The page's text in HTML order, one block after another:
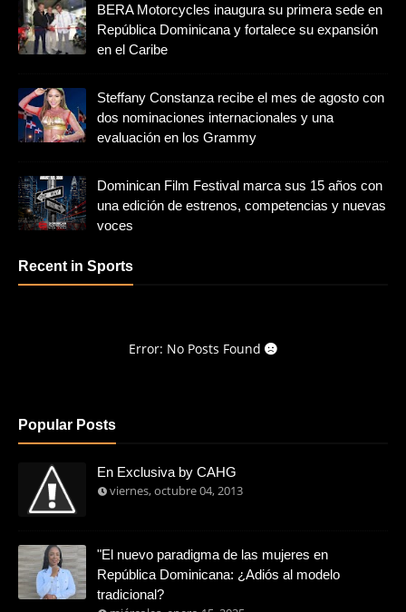
BERA Motorcycles inaugura su primera sede en
República Dominicana y fortalece su expansión
en el Caribe
Steffany Constanza recibe el mes de agosto con
dos nominaciones internacionales y una
evaluación en los Grammy
Dominican Film Festival marca sus 15 años con
una edición de estrenos, competencias y nuevas
voces
Recent in Sports
Error: No Posts Found
Popular Posts
En Exclusiva by CAHG
viernes, octubre 04, 2013
"El nuevo paradigma de las mujeres en
República Dominicana: ¿Adiós al modelo
tradicional?